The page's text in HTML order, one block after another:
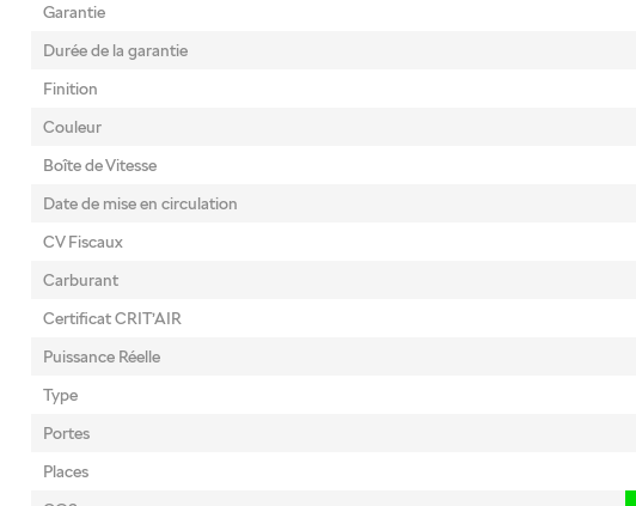
Garantie
Durée de la garantie
Finition
Couleur
Boîte de Vitesse
Date de mise en circulation
CV Fiscaux
Carburant
Certificat CRIT’AIR
Puissance Réelle
Type
Portes
Places